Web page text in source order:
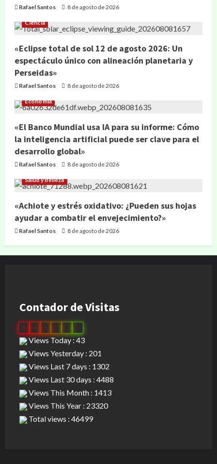
Rafael Santos 8 de agosto de 2026
Ciencia
«Eclipse total de sol 12 de agosto 2026: Un
espectáculo único con alineación planetaria y
Perseidas»
Rafael Santos 8 de agosto de 2026
Economía
«El Banco Mundial usa IA para su informe: Cómo
la inteligencia artificial puede ser clave para el
desarrollo global»
Rafael Santos 8 de agosto de 2026
Salud y Belleza
«Achiote y estrés oxidativo: ¿Pueden sus hojas
ayudar a combatir el envejecimiento?»
Rafael Santos 8 de agosto de 2026
Contador de Visitas
0 3 1 2 8 1
Views Today : 43
Views Yesterday : 201
Views Last 7 days : 1302
Views Last 30 days : 4488
Views This Month : 1413
Views This Year : 23320
Total views : 46499